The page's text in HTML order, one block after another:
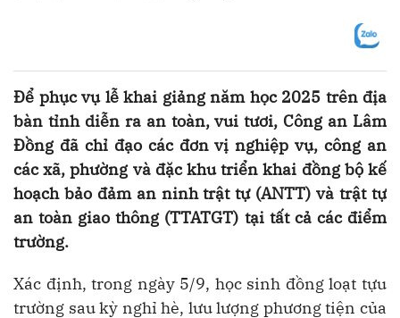
Để phục vụ lễ khai giảng năm học 2025 trên địa
bàn tỉnh diễn ra an toàn, vui tươi, Công an Lâm
Đồng đã chỉ đạo các đơn vị nghiệp vụ, công an
các xã, phường và đặc khu triển khai đồng bộ kế
hoạch bảo đảm an ninh trật tự (ANTT) và trật tự
an toàn giao thông (TTATGT) tại tất cả các điểm
trường.
Xác định, trong ngày 5/9, học sinh đồng loạt tựu
trường sau kỳ nghỉ hè, lưu lượng phương tiện của